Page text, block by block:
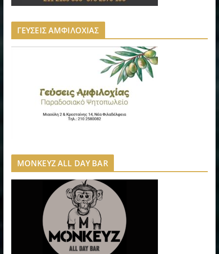
ΓΕΥΣΕΙΣ ΑΜΦΙΛΟΧΙΑΣ
MONKEYZ ALL DAY BAR